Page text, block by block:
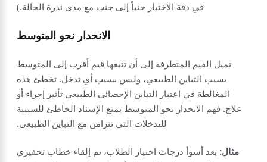
في دقة الاختبار جنباً إلى جنب مع مدى ندرة الحالة.)
الانحدار نحو المتوسط
تميل القيم المتطرفة إلى أن تتبعها قيم أقرب إلى المتوسط
بسبب التباين الطبيعي، وليس بسبب أي تدخل. تخطئ هذه
المغالطة في اعتبار التباين الإحصائي الطبيعي تأثير إجراء أو
علاج. فهم الانحدار نحو المتوسط يمنع الإسناد الخاطئ للسببية
للتدخلات التي تتزامن مع التباين الطبيعي.
مثال: بعد أسوأ درجات اختبار الطلاب، تم إلقاء خطاب تحفيزي